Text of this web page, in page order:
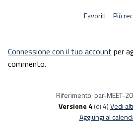
Favoriti Più
Connessione con il tuo account per
commento.
Riferimento: par-MEET-
Versione 4(di 4) vedi
Aggiungi al